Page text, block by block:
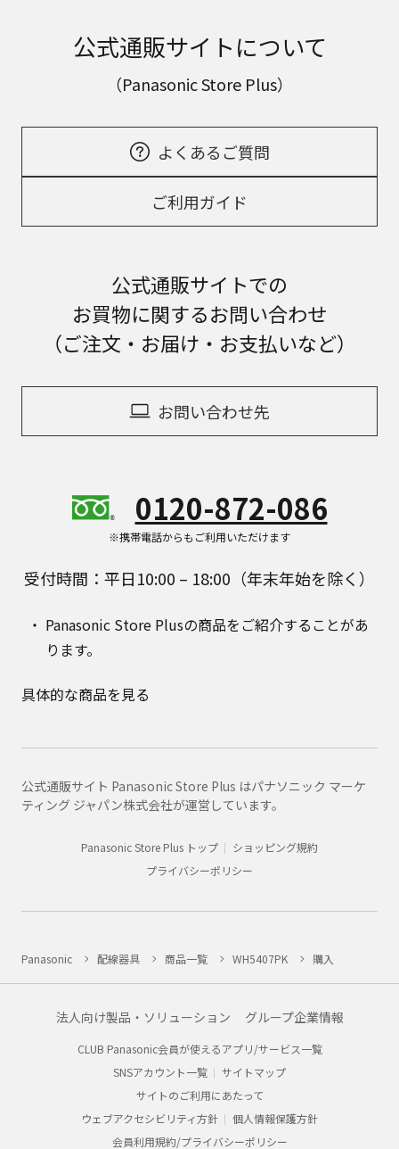
公式通販サイトについて
（Panasonic Store Plus）
よくあるご質問
ご利用ガイド
公式通販サイトでの
お買物に関するお問い合わせ
（ご注文・お届け・お支払いなど）
お問い合わせ先
0120-872-086
※携帯電話からもご利用いただけます
受付時間：平日10:00 – 18:00（年末年始を除く）
Panasonic Store Plusの商品をご紹介することがあ
ります。
具体的な商品を見る
公式通販サイト Panasonic Store Plus はパナソニック マーケ
ティング ジャパン株式会社が運営しています。
Panasonic Store Plus トップ
ショッピング規約
プライバシーポリシー
Panasonic 配線器具 商品一覧 WH5407PK 購入
法人向け製品・ソリューション グループ企業情報
CLUB Panasonic会員が使えるアプリ/サービス一覧
SNSアカウント一覧
サイトマップ
サイトのご利用にあたって
ウェブアクセシビリティ方針
個人情報保護方針
会員利用規約/プライバシーポリシー